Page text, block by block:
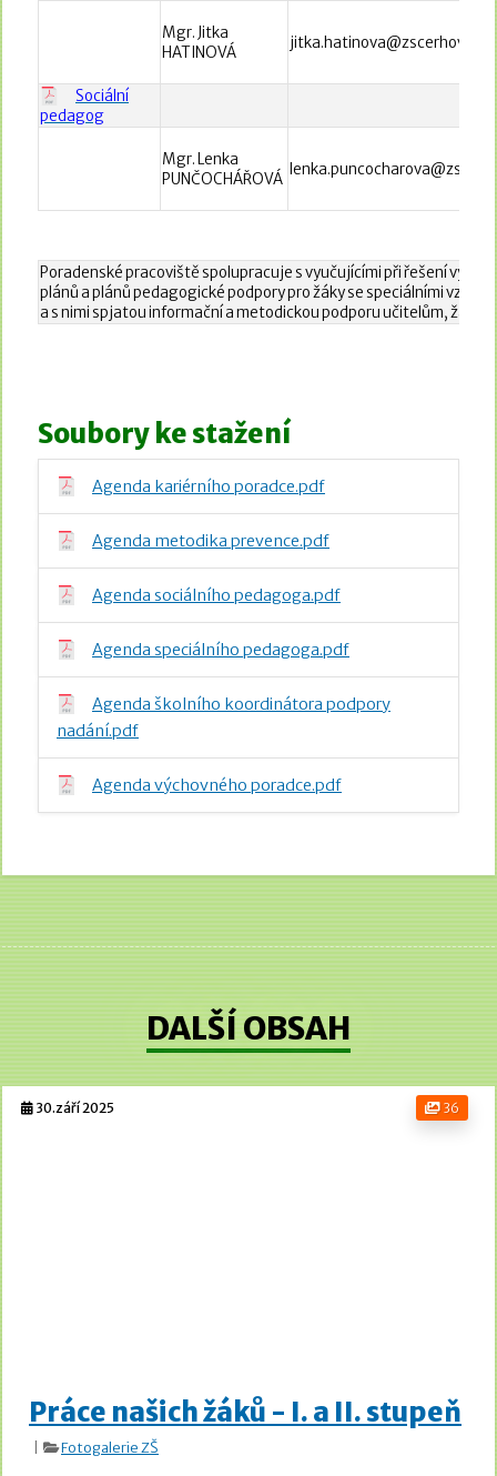
Mgr. Jitka
HATINOVÁ
Sociální
pedagog
Mgr. Lenka
PUNČOCHÁŘOVÁ
Poradenské pracoviště spolupracuje s vyučujícími při řešení
plánů a plánů pedagogické podpory pro žáky se speciálními
a s nimi spjatou informační a metodickou podporu učitelům,
Soubory ke stažení
Agenda kariérního poradce.pdf
Agenda metodika prevence.pdf
Agenda sociálního pedagoga.pdf
Agenda speciálního pedagoga.pdf
Agenda školního koordinátora podpory
nadání.pdf
Agenda výchovného poradce.pdf
DALŠÍ OBSAH
36
30.září 2025
Práce našich žáků - I. a II. stupeň
Fotogalerie ZŠ